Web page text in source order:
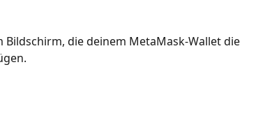
Bildschirm, die deinem MetaMask-Wallet die